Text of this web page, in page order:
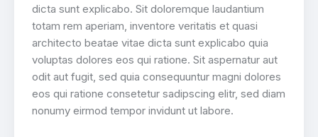
dicta sunt explicabo. Sit doloremque laudantium
totam rem aperiam, inventore veritatis et quasi
architecto beatae vitae dicta sunt explicabo quia
voluptas dolores eos qui ratione. Sit aspernatur aut
odit aut fugit, sed quia consequuntur magni dolores
eos qui ratione consetetur sadipscing elitr, sed diam
nonumy eirmod tempor invidunt ut labore.